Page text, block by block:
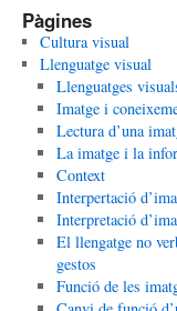
Pàgines
Cultura visual
Llenguatge visual
Llenguatges
Imatge i
Lectura d’una
La imatge i la
Context
Interpertació
Interpretació
El llengatge no
gestos
Funció de les